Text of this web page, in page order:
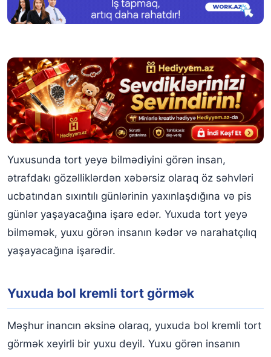
Yuxusunda tort yeyə bilmədiyini görən insan,
ətrafdakı gözəlliklərdən xəbərsiz olaraq öz səhvləri
ucbatından sıxıntılı günlərinin yaxınlaşdığına və pis
günlər yaşayacağına işarə edər. Yuxuda tort yeyə
bilməmək, yuxu görən insanın kədər və narahatçılıq
yaşayacağına işarədir.
Yuxuda bol kremli tort görmək
Məşhur inancın əksinə olaraq, yuxuda bol kremli tort
görmək xeyirli bir yuxu deyil. Yuxu görən insanın